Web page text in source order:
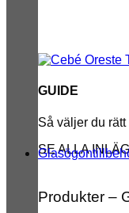
GUIDE
Så väljer du
SE ALLA
Produkter –